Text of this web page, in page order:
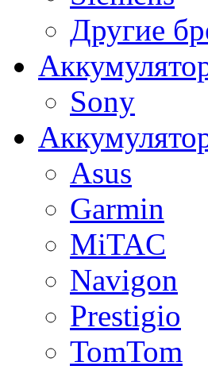
Другие
Sony
Asus
Garmin
MiTAC
Navigon
Prestigio
TomTom